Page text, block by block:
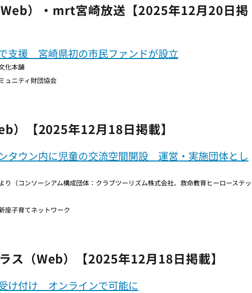
）・mrt宮崎放送【2025年12月20日掲
支援 宮崎県初の市民ファンドが設立
化本舗
ュニティ財団協会
）【2025年12月18日掲載】
タウン内に児童の交流空間開設 運営・実施団体とし
り（コンソーシアム構成団体：クラブツーリズム株式会社、救命教育ヒーローステッ
座子育てネットワーク
ス（Web）【2025年12月18日掲載】
け付け オンラインで可能に